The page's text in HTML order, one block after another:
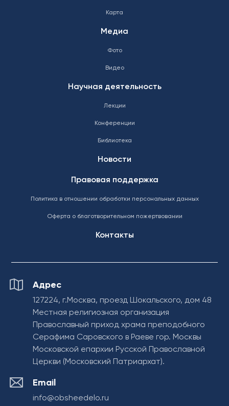
Карта
Медиа
Фото
Видео
Научная деятельность
Лекции
Конференции
Библиотека
Новости
Правовая поддержка
Политика в отношении обработки персональных данных
Оферта о благотворительном пожертвовании
Контакты
Адрес
127224, г.Москва, проезд Шокальского, дом 48
Местная религиозная организация
Православный приход храма преподобного
Серафима Саровского в Раеве гор. Москвы
Московской епархии Русской Православной
Церкви (Московский Патриархат).
Email
info@obsheedelo.ru